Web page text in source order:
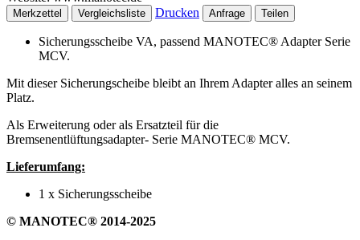
Merkzettel Vergleichsliste Drucken Anfrage Teilen
Sicherungsscheibe VA, passend MANOTEC® Adapter Serie
MCV.
Mit dieser Sicherungscheibe bleibt an Ihrem Adapter alles an seinem
Platz.
Als Erweiterung oder als Ersatzteil für die
Bremsenentlüftungsadapter- Serie MANOTEC® MCV.
Lieferumfang:
1 x Sicherungsscheibe
© MANOTEC® 2014-2025